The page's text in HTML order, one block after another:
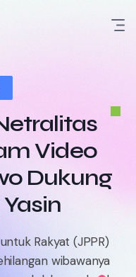
Video
Dukung
Rakyat (JPPR)
wibawanya